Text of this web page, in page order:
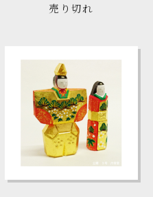
売り切れ